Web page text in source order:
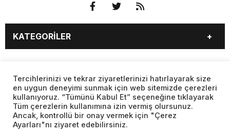
KATEGORİLER
EĞİTİM
SAĞLIK
YAŞAM
SPOR
MAGAZİN
KÜLTÜR SANAT
TEKNOLOJİ
DÜNYA
SAYFALAR
BURÇLAR
CANLI BORSA
CANLI SONUÇLAR
CANLI TV
FİKSTÜR
FİRMA EKLE
Web sitemizde yer alan haber içerikleri izin alınmadan,
kaynak gösterilerek dahi iktibas edilemez. Kanuna aykırı ve
Tercihlerinizi ve tekrar ziyaretlerinizi hatırlayarak size
en uygun deneyimi sunmak için web sitemizde çerezleri
kullanıyoruz. “Tümünü Kabul Et” seçeneğine tıklayarak
Tüm çerezlerin kullanımına izin vermiş olursunuz.
Ancak, kontrollü bir onay vermek için "Çerez
Ayarları"nı ziyaret edebilirsiniz.